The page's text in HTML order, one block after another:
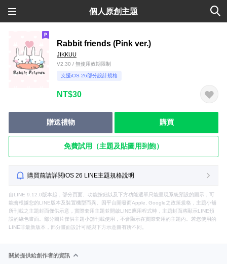
個人原創主題
Rabbit friends (Pink ver.)
JIKKUU
V2.30 / 無使用效期限制
支援iOS 26部分設計規格
NT$30
贈送禮物 購買
免費試用（主題及貼圖用到飽）
購買前請詳閱iOS 26 LINE主題規格說明
自LINE 9.12.0版本起，部分頁面、功能按鈕以及下方功能選單只能呈現系統預設的圖示，可
能會根據您的LINE版本及裝置機型而異。因平台開發商Apple, Google之政策規格，主題小舖
所刊載之主題封面僅供示意，實際套用主題並開啟LINE應用程式時，主題封面將顯示LINE預
設的綠色畫面。部分圖片僅供主題小舖刊載使用，不會顯示在實際套用的主題內。若您使用的
LINE非最新版本，部分畫面設計可能與下方示意圖有所不同。
關於提供給創作者的資訊